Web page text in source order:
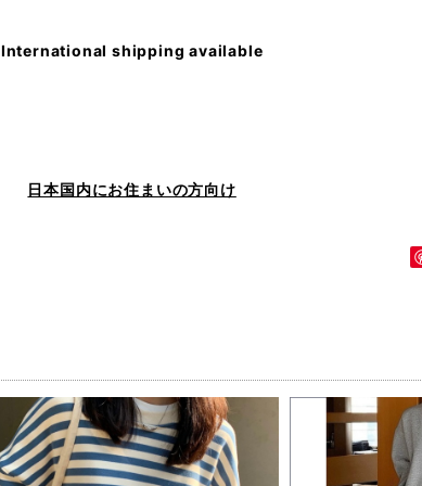
International shipping available
日本国内にお住まいの方向け